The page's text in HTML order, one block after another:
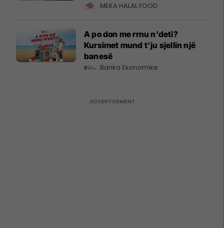
MEKA HALAL FOOD
A po don me rrnu n’deti?
Kursimet mund t’ju sjellin një
banesë
Banka Ekonomike